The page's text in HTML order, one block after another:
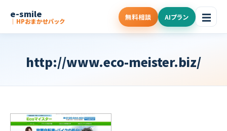
e-smile
｜HPおまかせパック 無料相談 AIプラン ☰
http://www.eco-meister.biz/